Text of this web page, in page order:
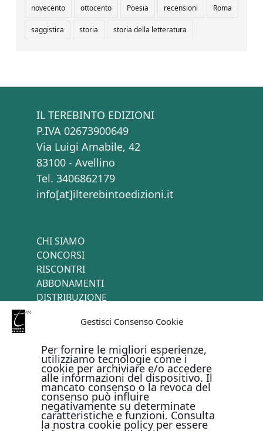
Gestisci Consenso Cookie
Per fornire le migliori esperienze,
utilizziamo tecnologie come i
cookie per archiviare e/o accedere
alle informazioni del dispositivo. Il
mancato consenso o la revoca del
consenso può influire
negativamente su determinate
caratteristiche e funzioni. Consulta
la nostra cookie policy per essere
novecento ottocento Poesia recensioni Roma
saggistica storia storia della letteratura
IL TEREBINTO EDIZIONI
P.IVA 02673900649
Via Luigi Amabile, 42
83100 - Avellino
Tel. 3406862179
info[at]ilterebintoedizioni.it
CHI SIAMO
CONCORSI
RISCONTRI
ABBONAMENTI
DISTRIBUZIONE
PAGAMENTI ONLINE CON